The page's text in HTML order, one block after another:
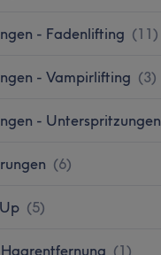
- Fadenlifting (11)
- Vampirlifting (3)
- Unterspritzungen
(6)
(5)
(1)